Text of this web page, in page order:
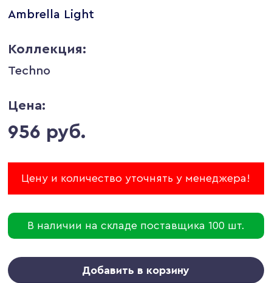
Ambrella Light
Коллекция:
Techno
Цена:
956 руб.
Цену и количество уточнять у менеджера!
В наличии на складе поставщика 100 шт.
Добавить в корзину